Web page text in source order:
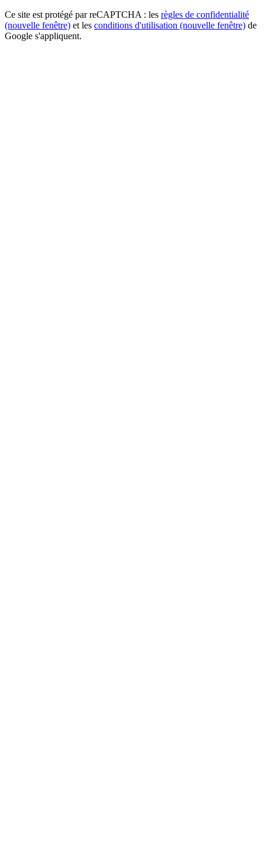
Ce site est protégé par reCAPTCHA : les règles de confidentialité
(nouvelle fenêtre) et les conditions d'utilisation (nouvelle fenêtre) de
Google s'appliquent.